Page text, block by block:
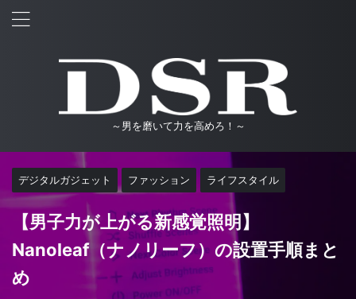
～男を磨いて力を高めろ！～
デジタルガジェット ファッション ライフスタイル
【男子力が上がる新感覚照明】
Nanoleaf（ナノリーフ）の設置手順まと
め